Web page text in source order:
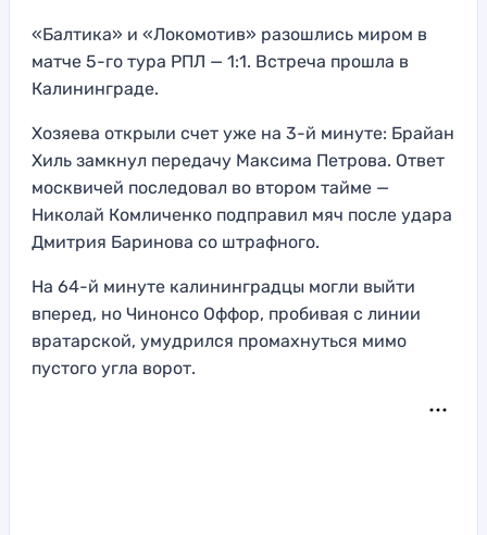
«Балтика» и «Локомотив» разошлись миром в
матче 5-го тура РПЛ — 1:1. Встреча прошла в
Калининграде.
Хозяева открыли счет уже на 3-й минуте: Брайан
Хиль замкнул передачу Максима Петрова. Ответ
москвичей последовал во втором тайме —
Николай Комличенко подправил мяч после удара
Дмитрия Баринова со штрафного.
На 64-й минуте калининградцы могли выйти
вперед, но Чинонсо Оффор, пробивая с линии
вратарской, умудрился промахнуться мимо
пустого угла ворот.